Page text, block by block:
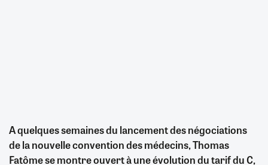
A quelques semaines du lancement des négociations
de la nouvelle convention des médecins, Thomas
Fatôme se montre ouvert à une évolution du tarif du C,